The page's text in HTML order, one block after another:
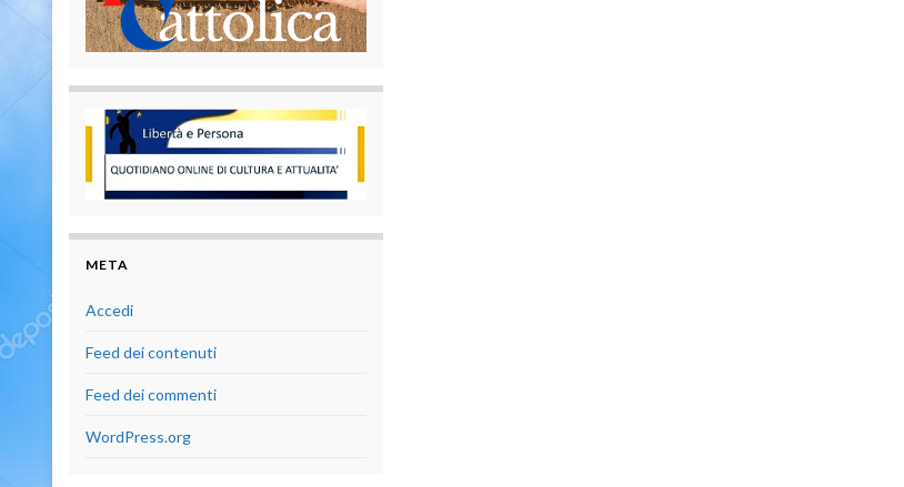
META
Accedi
Feed dei contenuti
Feed dei commenti
WordPress.org